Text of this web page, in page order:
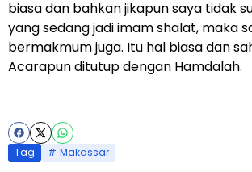
biasa dan bahkan jikapun saya tidak
yang sedang jadi imam shalat, maka
bermakmum juga. Itu hal biasa dan
Acarapun ditutup dengan Hamdalah.
Tag Makassar